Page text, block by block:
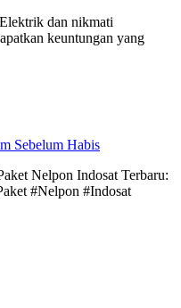
dan nikmati
keuntungan yang
Sebelum Habis
Nelpon Indosat Terbaru:
#Nelpon #Indosat